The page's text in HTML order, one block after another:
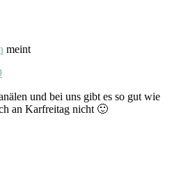
meint
und bei uns gibt es so gut wie
an Karfreitag nicht 🙂